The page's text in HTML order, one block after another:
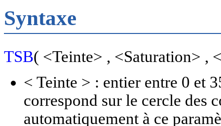
Syntaxe
TSB( <Teinte> , <Saturation> ,
< Teinte > : entier entre 0 et
correspond sur le cercle des
automatiquement à ce